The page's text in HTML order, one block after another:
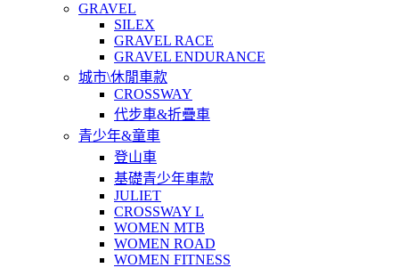
GRAVEL
SILEX
GRAVEL RACE
GRAVEL ENDURANCE
城市\休閒車款
CROSSWAY
代步車&折疊車
青少年&童車
登山車
基礎青少年車款
JULIET
CROSSWAY L
WOMEN MTB
WOMEN ROAD
WOMEN FITNESS